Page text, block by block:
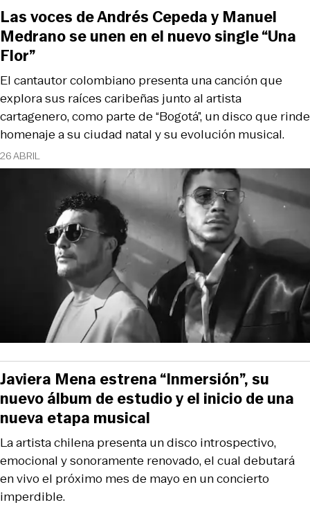
26 ABRIL
El cantautor colombiano presenta una canción que
explora sus raíces caribeñas junto al artista
cartagenero, como parte de “Bogotá”, un disco que rinde
homenaje a su ciudad natal y su evolución musical.
Las voces de Andrés Cepeda y Manuel
Medrano se unen en el nuevo single “Una
Flor”
La artista chilena presenta un disco introspectivo,
emocional y sonoramente renovado, el cual debutará
en vivo el próximo mes de mayo en un concierto
imperdible.
Javiera Mena estrena “Inmersión”, su
nuevo álbum de estudio y el inicio de una
nueva etapa musical